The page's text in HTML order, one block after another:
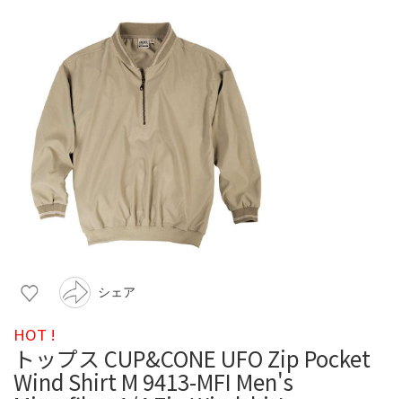
シェア
HOT !
トップス CUP&CONE UFO Zip Pocket
Wind Shirt M 9413-MFI Men's